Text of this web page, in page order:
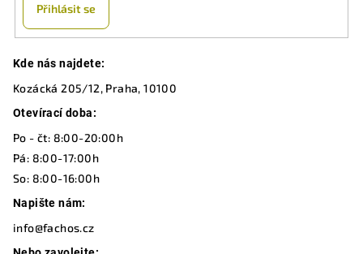
Přihlásit se
Kde nás najdete:
Kozácká 205/12, Praha, 10100
Otevírací doba:
Po - čt: 8:00-20:00h
Pá: 8:00-17:00h
So: 8:00-16:00h
Napište nám:
info@fachos.cz